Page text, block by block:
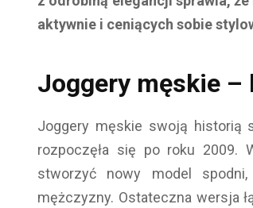
aktywnie i ceniących sobie
Joggery męskie
Joggery męskie swoją historią
rozpoczęła się po roku 2009.
stworzyć nowy model
mężczyzny. Ostateczna wersja